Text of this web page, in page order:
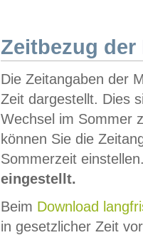
Zeitbezug der
Die Zeitangaben der
Zeit dargestellt. Dies
Wechsel im Sommer
können Sie die
Sommerzeit
eingestellt.
Beim Download
in gesetzlicher Zeit